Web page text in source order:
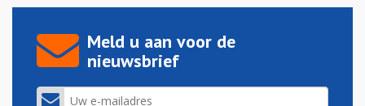
Meld u aan voor de
nieuwsbrief